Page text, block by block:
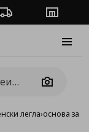
Проследяване на
Camera
легла›основа за